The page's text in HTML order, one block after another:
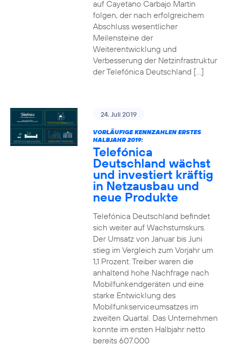
auf Cayetano Carbajo Martin
folgen, der nach erfolgreichem
Abschluss wesentlicher
Meilensteine der
Weiterentwicklung und
Verbesserung der Netzinfrastruktur
der Telefónica Deutschland […]
24. Juli 2019
VORLÄUFIGE KENNZAHLEN ERSTES
HALBJAHR 2019:
Telefónica
Deutschland wächst
und investiert kräftig
in Netzausbau und
neue Produkte
Telefónica Deutschland befindet
sich weiter auf Wachstumskurs.
Der Umsatz von Januar bis Juni
stieg im Vergleich zum Vorjahr um
1,1 Prozent. Treiber waren die
anhaltend hohe Nachfrage nach
Mobilfunkendgeräten und eine
starke Entwicklung des
Mobilfunkserviceumsatzes im
zweiten Quartal. Das Unternehmen
konnte im ersten Halbjahr netto
bereits 607.000